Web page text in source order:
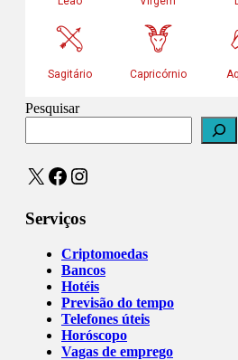
Pesquisar
X Facebook
Instagram
Serviços
Criptomoedas
Bancos
Hotéis
Previsão do tempo
Telefones úteis
Horóscopo
Vagas de emprego